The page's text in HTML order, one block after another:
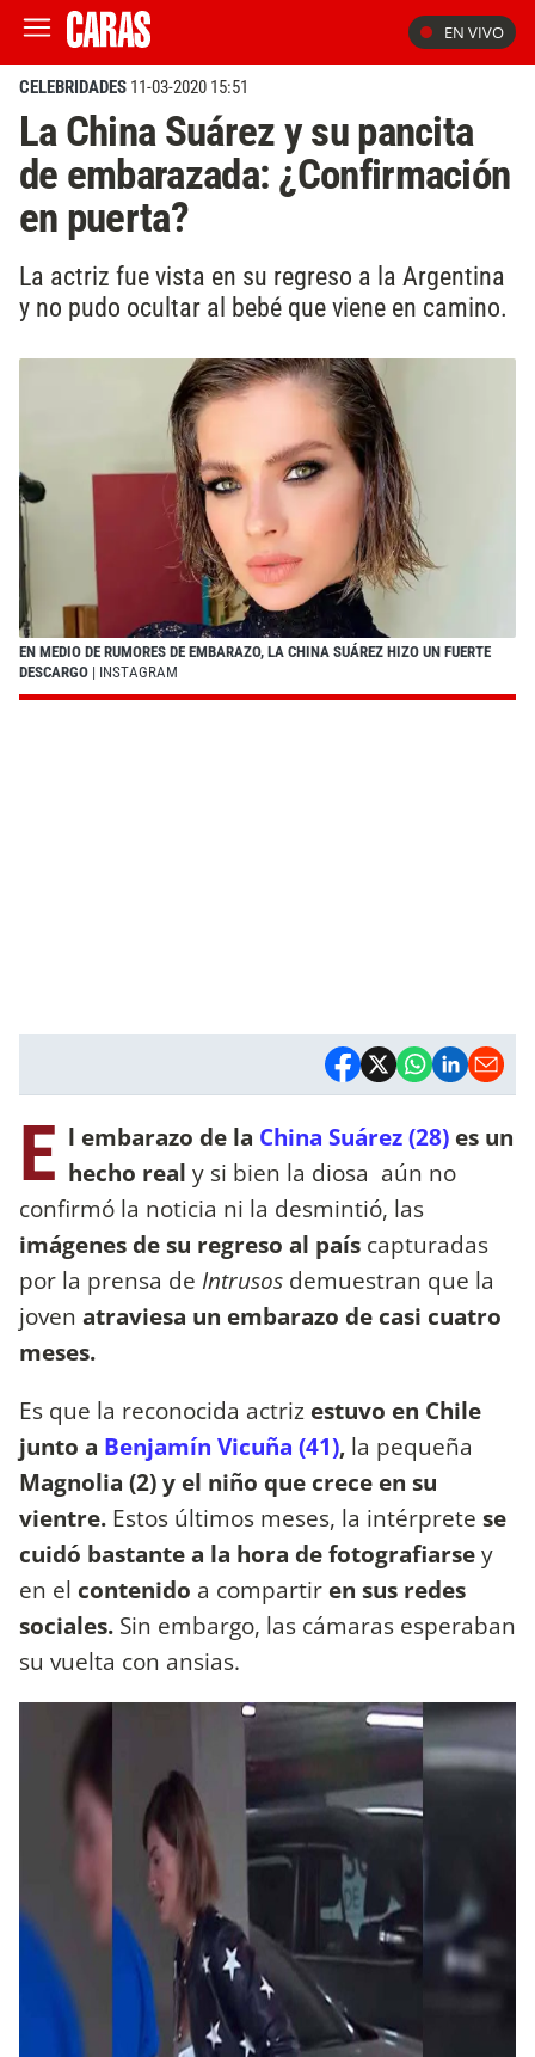
EN VIVO
CELEBRIDADES 11-03-2020 15:51
La China Suárez y su pancita
de embarazada: ¿Confirmación
en puerta?
La actriz fue vista en su regreso a la Argentina
y no pudo ocultar al bebé que viene en camino.
EN MEDIO DE RUMORES DE EMBARAZO, LA CHINA SUÁREZ HIZO UN FUERTE
DESCARGO | INSTAGRAM
E l embarazo de la China Suárez (28) es un
hecho real y si bien la diosa aún no
confirmó la noticia ni la desmintió, las
imágenes de su regreso al país capturadas
por la prensa de Intrusos demuestran que la
joven atraviesa un embarazo de casi cuatro
meses.
Es que la reconocida actriz estuvo en Chile
junto a Benjamín Vicuña (41), la pequeña
Magnolia (2) y el niño que crece en su
vientre. Estos últimos meses, la intérprete se
cuidó bastante a la hora de fotografiarsey
en el contenido a compartir en sus redes
sociales. Sin embargo, las cámaras esperaban
su vuelta con ansias.